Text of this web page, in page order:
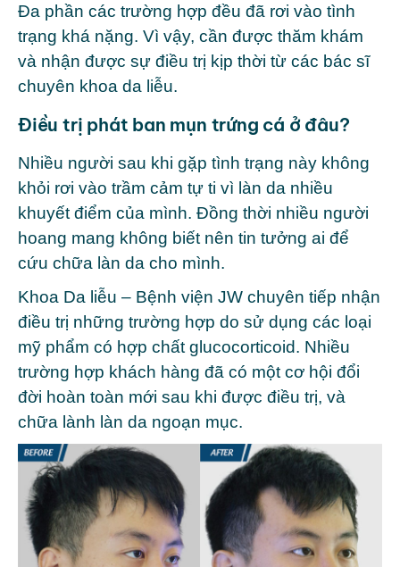
Đa phần các trường hợp đều đã rơi vào tình
trạng khá nặng. Vì vậy, cần được thăm khám
và nhận được sự điều trị kịp thời từ các bác sĩ
chuyên khoa da liễu.
Điều trị phát ban mụn trứng cá ở đâu?
Nhiều người sau khi gặp tình trạng này không
khỏi rơi vào trầm cảm tự ti vì làn da nhiều
khuyết điểm của mình. Đồng thời nhiều người
hoang mang không biết nên tin tưởng ai để
cứu chữa làn da cho mình.
Khoa Da liễu – Bệnh viện JW chuyên tiếp nhận
điều trị những trường hợp do sử dụng các loại
mỹ phẩm có hợp chất glucocorticoid. Nhiều
trường hợp khách hàng đã có một cơ hội đổi
đời hoàn toàn mới sau khi được điều trị, và
chữa lành làn da ngoạn mục.